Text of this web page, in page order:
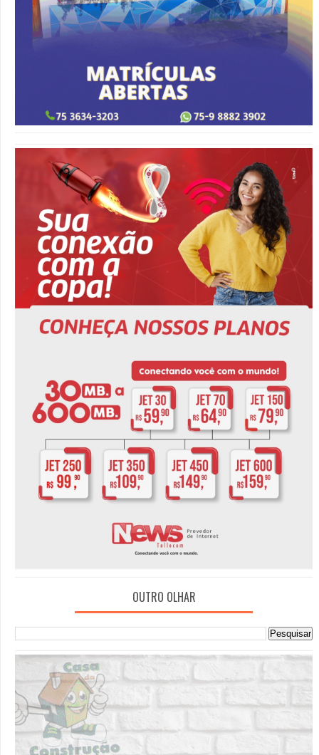
OUTRO OLHAR